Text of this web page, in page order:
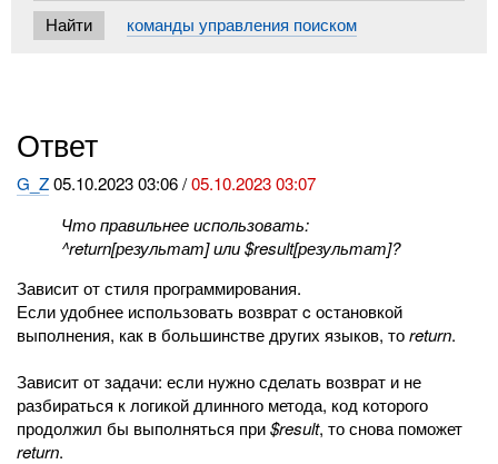
команды управления поиском
Ответ
G_Z05.10.2023 03:06 /05.10.2023 03:07
Что правильнее использовать:
^return[результат] или $result[результат]?
Зависит от стиля программирования.
Если удобнее использовать возврат c остановкой
выполнения, как в большинстве других языков, тоreturn.
Зависит от задачи: если нужно сделать возврат и не
разбираться к логикой длинного метода, код которого
продолжил бы выполняться при$result, то снова поможет
return.